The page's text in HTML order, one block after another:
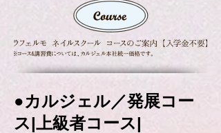
●カルジェル／発展コー
ス|上級者コース|